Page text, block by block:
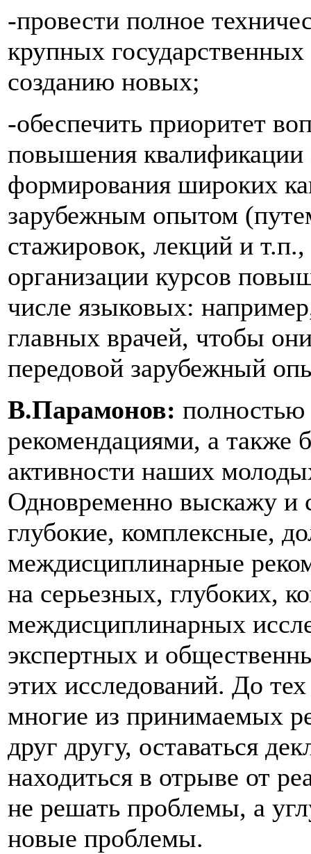
-провести полное
крупных
созданию новых;
-обеспечить приоритет
повышения квалификации
формирования широких
зарубежным опытом
стажировок, лекций и
организации курсов
числе языковых:
главных врачей, чтобы
передовой зарубежный
В.Парамонов:
рекомендациями, а также
активности наших
Одновременно выскажу и
глубокие, комплексные,
междисциплинарные
на серьезных, глубоких,
междисциплинарных
экспертных и
этих исследований. До
многие из принимаемых
друг другу, оставаться
находиться в отрыве от
не решать проблемы, а
новые проблемы.